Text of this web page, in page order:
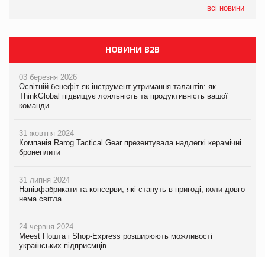
всі новини
НОВИНИ B2B
03 березня 2026
Освітній бенефіт як інструмент утримання талантів: як
ThinkGlobal підвищує лояльність та продуктивність вашої
команди
31 жовтня 2024
Компанія Rarog Tactical Gear презентувала надлегкі керамічні
бронеплити
31 липня 2024
Напівфабрикати та консерви, які стануть в пригоді, коли довго
нема світла
24 червня 2024
Meest Пошта і Shop-Express розширюють можливості
українських підприємців